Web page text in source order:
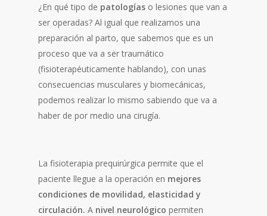
¿En qué tipo de patologías o lesiones que van a
ser operadas? Al igual que realizamos una
preparación al parto, que sabemos que es un
proceso que va a ser traumático
(fisioterapéuticamente hablando), con unas
consecuencias musculares y biomecánicas,
podemos realizar lo mismo sabiendo que va a
haber de por medio una cirugía.
La fisioterapia prequirúrgica permite que el
paciente llegue a la operación en mejores
condiciones de movilidad, elasticidad y
circulación. A nivel neurológico permiten